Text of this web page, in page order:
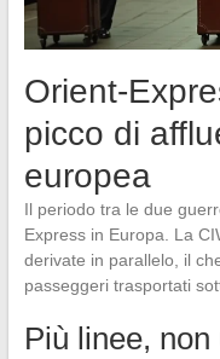
Orient-
picco di
europea
Il periodo tra le due
Express in Europa. La
derivate in parallelo, il
passeggeri trasportati
Più linee,